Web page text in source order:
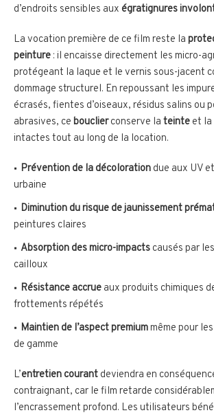
d’endroits sensibles aux égratignures
La vocation première de ce film reste la
peinture : il encaisse directement les micro-
protégeant la laque et le vernis sous-jacent
dommage structurel. En repoussant les
écrasés, fientes d’oiseaux, résidus salins ou
abrasives, ce bouclierconserve la teinte et la
intactes tout au long de la location.
Prévention de la décoloration due aux UV
urbaine
Diminution du risque de jaunissement
peintures claires
Absorption des micro-impacts causés par
cailloux
Résistance accrue aux produits chimiques
frottements répétés
Maintien de l’aspect premiummême pour
de gamme
L’entretien courant deviendra en
contraignant, car le film retarde
l’encrassement profond. Les utilisateurs